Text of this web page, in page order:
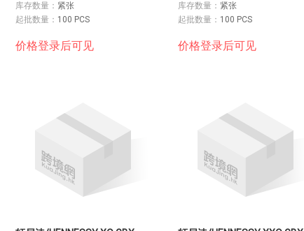
库存数量： 紧张
起批数量： 100 PCS
价格登录后可见
库存数量： 紧张
起批数量： 100 PCS
价格登录后可见